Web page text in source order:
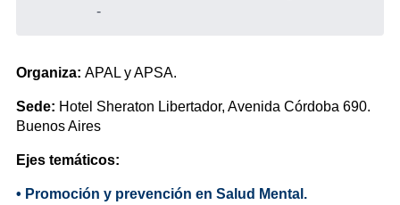
-
Organiza: APAL y APSA.
Sede: Hotel Sheraton Libertador, Avenida Córdoba 690.
Buenos Aires
Ejes temáticos:
• Promoción y prevención en Salud Mental.